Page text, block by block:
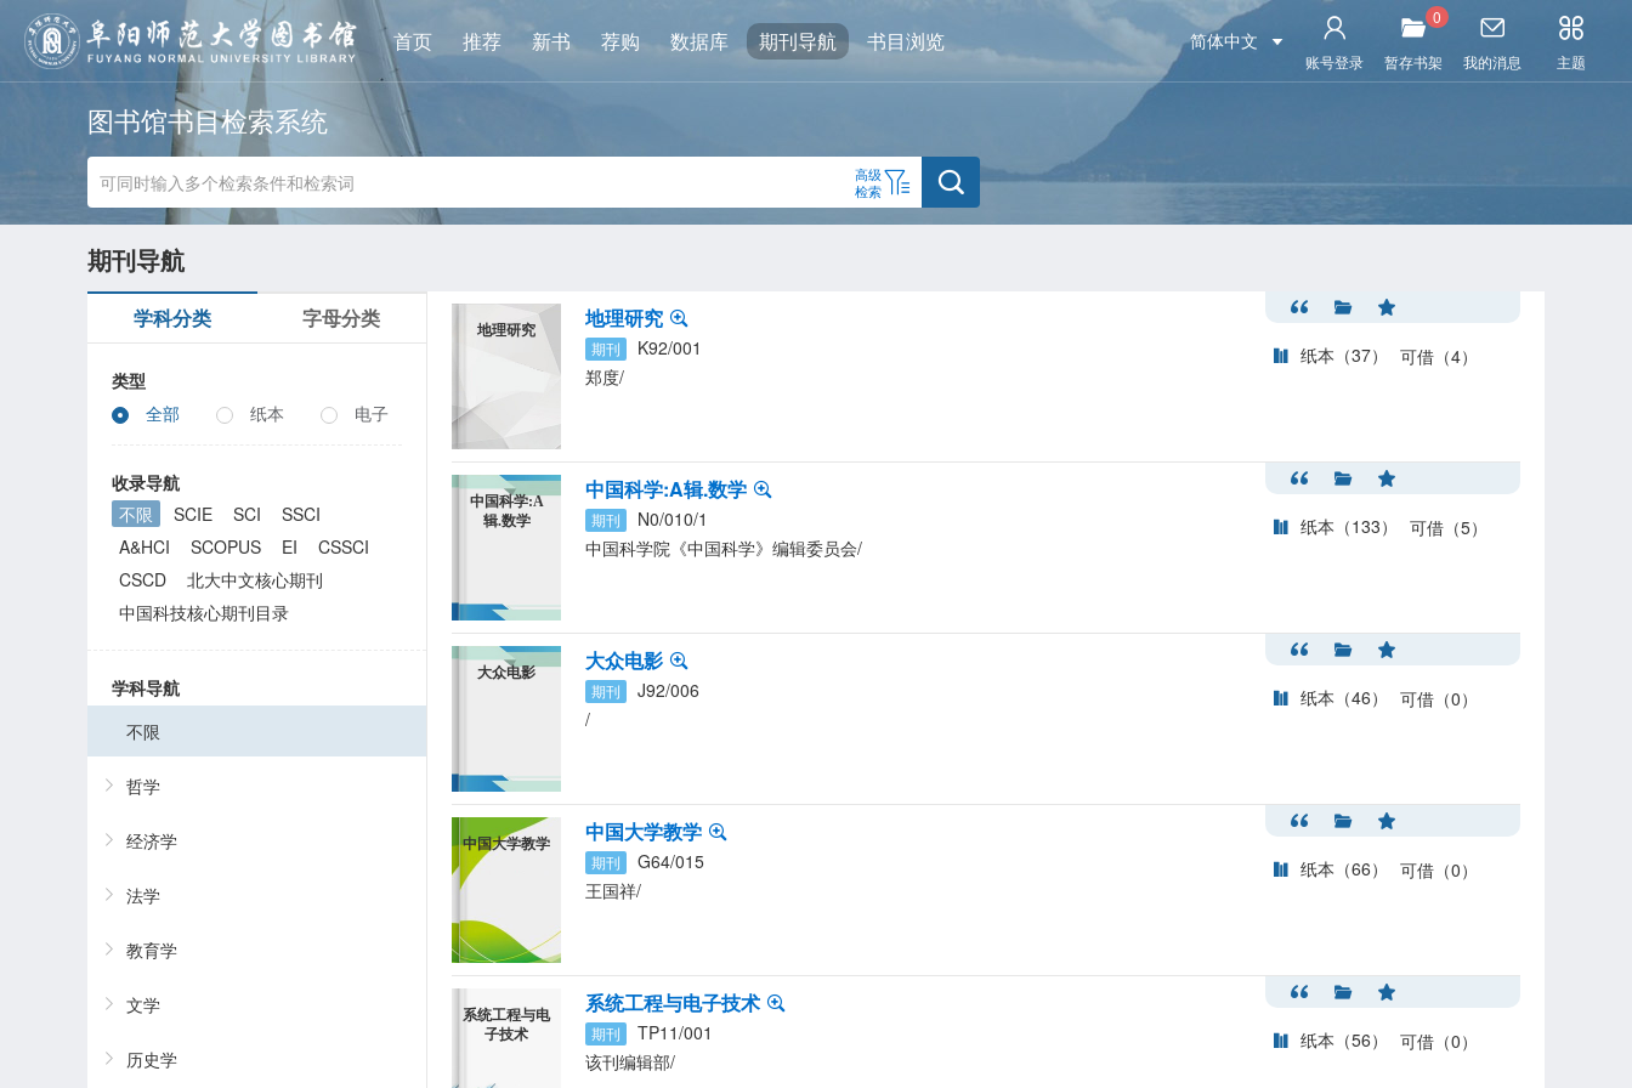
首页 推荐 新书 荐购 数据库 期刊导航 书目浏览 简体中文
账号登录 暂存书架
0
我的消息 主题
图书馆书目检索系统
高级
检索
期刊导航
学科分类 字母分类
类型
全部
纸本 电子
收录导航
不限
SCIE SCI
SSCI
A&HCI
SCOPUS EI
CSSCI
CSCD
北大中文核心期刊
中国科技核心期刊目录
学科导航
不限
哲学
经济学
法学
教育学
文学
历史学
地理研究 地理研究
期刊
K92/001
郑度/
纸本（37） 可借（4）
中国科学:A
辑.数学
中国科学:A辑.数学
期刊
N0/010/1
中国科学院《中国科学》编辑委员会/
纸本（133） 可借（5）
大众电影 大众电影
期刊
J92/006
/
纸本（46） 可借（0）
中国大学教学 中国大学教学
期刊
G64/015
王国祥/
纸本（66） 可借（0）
系统工程与电
子技术
系统工程与电子技术
期刊
TP11/001
该刊编辑部/
纸本（56） 可借（0）